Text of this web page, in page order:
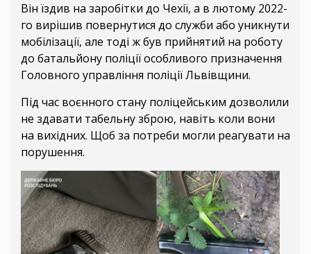
Він їздив на заробітки до Чехії, а в лютому 2022-
го вирішив повернутися до служби або уникнути
мобілізації, але тоді ж був прийнятий на роботу
до батальйону поліції особливого призначення
Головного управління поліції Львівщини.
Під час воєнного стану поліцейським дозволили
не здавати табельну зброю, навіть коли вони
на вихідних. Щоб за потреби могли реагувати на
порушення.